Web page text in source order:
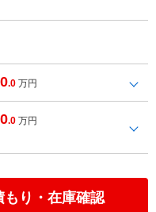
.0 万円
.0 万円
もり・在庫確認